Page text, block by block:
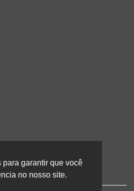
para garantir que você
no nosso site.